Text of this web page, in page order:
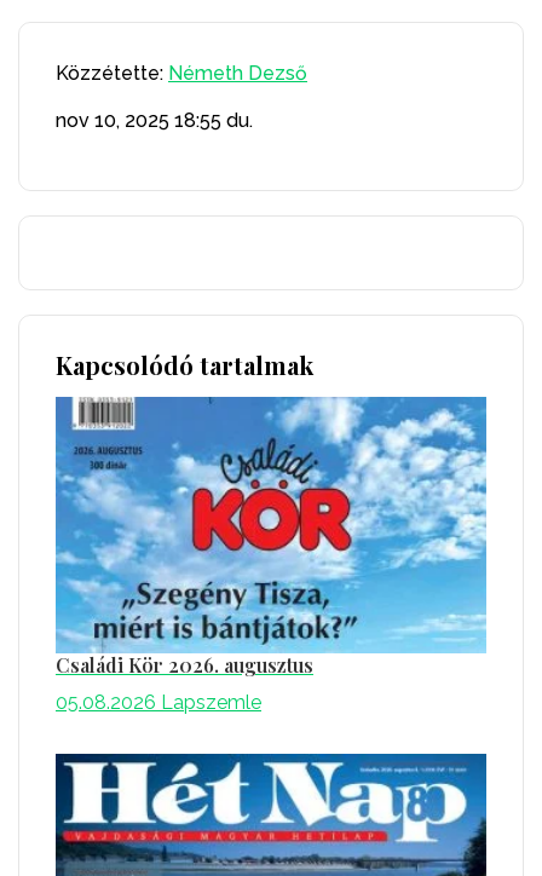
Közzétette: Németh Dezső
nov 10, 2025 18:55 du.
Kapcsolódó tartalmak
Családi Kör 2026. augusztus
05.08.2026 Lapszemle